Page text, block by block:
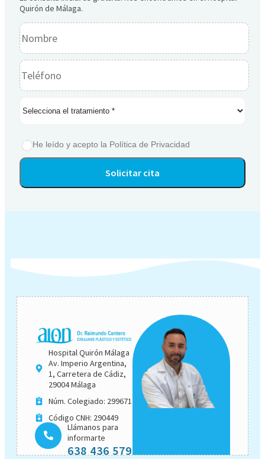
Quirón de Málaga.
He leído y acepto la Política de Privacidad
Hospital Quirón Málaga
Av. Imperio Argentina,
1, Carretera de Cádiz,
29004 Málaga
Núm. Colegiado: 299671
Código CNH: 290449
Llámanos para
informarte
638 436 579